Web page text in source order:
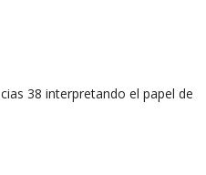
38 interpretando el papel de